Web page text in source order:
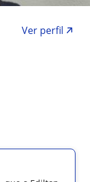
Ver perfil